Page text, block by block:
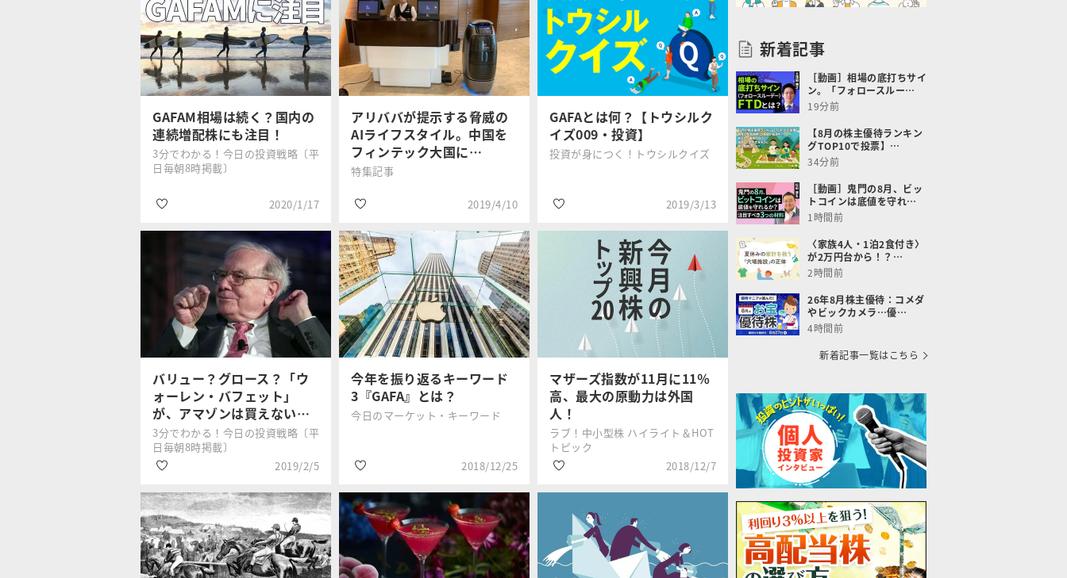
広瀬 隆雄
#米国株
#決算
#GAFA
松村 梨加
#米国株
#銘柄選び
#決算
香川 睦
#米国株
#日経平均株価
#トランプ大統領
GAFAM相場は続く？国内の
連続増配株にも注目！
3分でわかる！今日の投資戦略〔平
日毎朝8時掲載〕
2020/1/17
香川 睦
#日経平均株価
#銘柄選び
#利回り
アリババが提示する脅威の
AIライフスタイル。中国を
フィンテック大国に…
特集記事
2019/4/10
田中 道昭
#政治・経済
#投資初心者
#GAFA
GAFAとは何？【トウシルク
イズ009・投資】
投資が身につく！トウシルクイズ
2019/3/13
トウシル編集
チーム
#海外株式
#GAFA
#銘柄選び
バリュー？グロース？「ウ
ォーレン・バフェット」
が、アマゾンは買えない…
3分でわかる！今日の投資戦略〔平
日毎朝8時掲載〕
2019/2/5
#日経平均株価
今年を振り返るキーワード
3『GAFA』とは？
今日のマーケット・キーワード
2018/12/25
#米国株
マザーズ指数が11月に11％
高、最大の原動力は外国
人！
ラブ！中小型株 ハイライト＆HOT
トピック
2018/12/7
#銘柄選び
新着記事
［動画］相場の底打ちサイ
ン。「フォロースルー…
19分前
【8月の株主優待ランキン
グTOP10で投票】…
34分前
［動画］鬼門の8月、ビッ
トコインは底値を守れ…
1時間前
〈家族4人・1泊2食付き〉
が2万円台から！？…
2時間前
26年8月株主優待：コメダ
やビックカメラ…優…
4時間前
新着記事一覧はこちら